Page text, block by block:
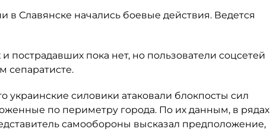
в Славянске начались боевые действия. Ведется
пострадавших пока нет, но пользователи соцсетей
сепаратисте.
украинские силовики атаковали блокпосты сил
по периметру города. По их данным, в рядах
самообороны высказал предположение,